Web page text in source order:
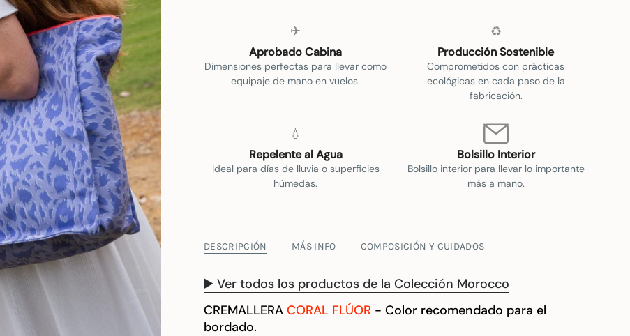
✈️
Aprobado Cabina
Dimensiones perfectas para llevar como
equipaje de mano en vuelos.
♻️
Producción Sostenible
Comprometidos con prácticas
ecológicas en cada paso de la
fabricación.
💧
Repelente al Agua
Ideal para días de lluvia o superficies
húmedas.
Bolsillo Interior
Bolsillo interior para llevar lo importante
más a mano.
DESCRIPCIÓN MÁS INFO COMPOSICIÓN Y CUIDADOS
▶️ Ver todos los productos de la Colección Morocco
CREMALLERA CORAL FLÚOR - Color recomendado para el
bordado.